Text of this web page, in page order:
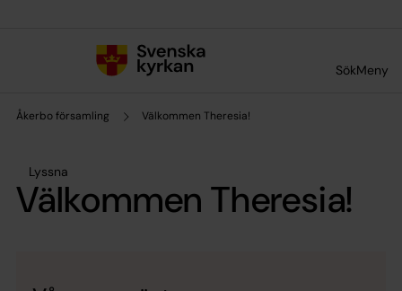
SökMeny
Åkerbo församling Välkommen Theresia!
Lyssna
Välkommen Theresia!